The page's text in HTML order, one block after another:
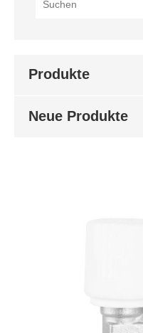
Produkte
Neue Produkte